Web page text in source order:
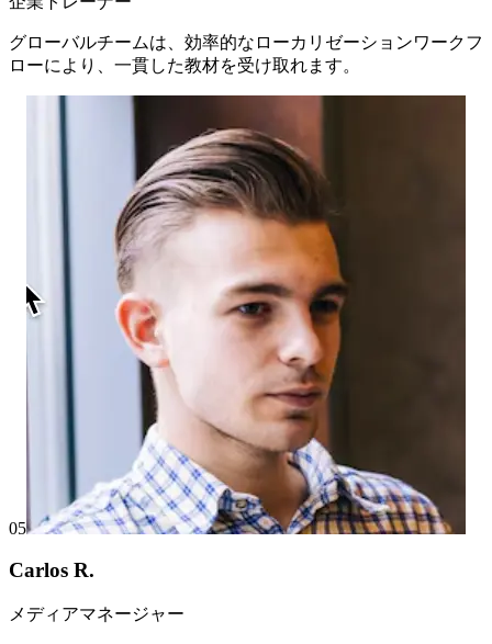
グローバルチームは、効率的なローカリゼーションワークフ
ローにより、一貫した教材を受け取れます。
05
Carlos R.
メディアマネージャー